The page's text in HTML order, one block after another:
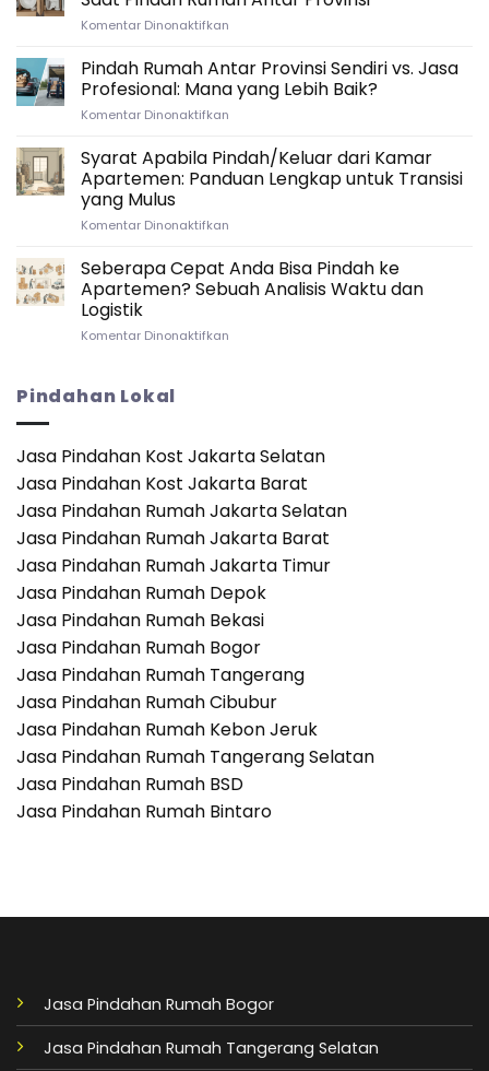
Tepat:
untuk
Persiapan
Pindah
Provinsi
Komentar Dinonaktifkan
Packing
Kitchenware
dan
Pindah
Rumah
Pindah Rumah Antar Provinsi Sendiri vs. Jasa
Profesional: Mana yang Lebih Baik?
Komentar Dinonaktifkan
Rumah
Antar
Provinsi
Profesional:
Mana
yang
Syarat Apabila Pindah/Keluar dari Kamar
Apartemen: Panduan Lengkap untuk Transisi
yang Mulus
Komentar Dinonaktifkan
Apabila
Pindah/Keluar
dari
Mulus
Seberapa Cepat Anda Bisa Pindah ke
Apartemen? Sebuah Analisis Waktu dan
Logistik
Komentar Dinonaktifkan
Apartemen?
Sebuah
Analisis
Waktu
dan
Logistik
Pindahan Lokal
Jasa Pindahan Kost Jakarta Selatan
Jasa Pindahan Kost Jakarta Barat
Jasa Pindahan Rumah Jakarta Selatan
Jasa Pindahan Rumah Jakarta Barat
Jasa Pindahan Rumah Jakarta Timur
Jasa Pindahan Rumah Depok
Jasa Pindahan Rumah Bekasi
Jasa Pindahan Rumah Bogor
Jasa Pindahan Rumah Tangerang
Jasa Pindahan Rumah Cibubur
Jasa Pindahan Rumah Kebon Jeruk
Jasa Pindahan Rumah Tangerang Selatan
Jasa Pindahan Rumah BSD
Jasa Pindahan Rumah Bintaro
Jasa Pindahan Rumah Bogor
Jasa Pindahan Rumah Tangerang Selatan